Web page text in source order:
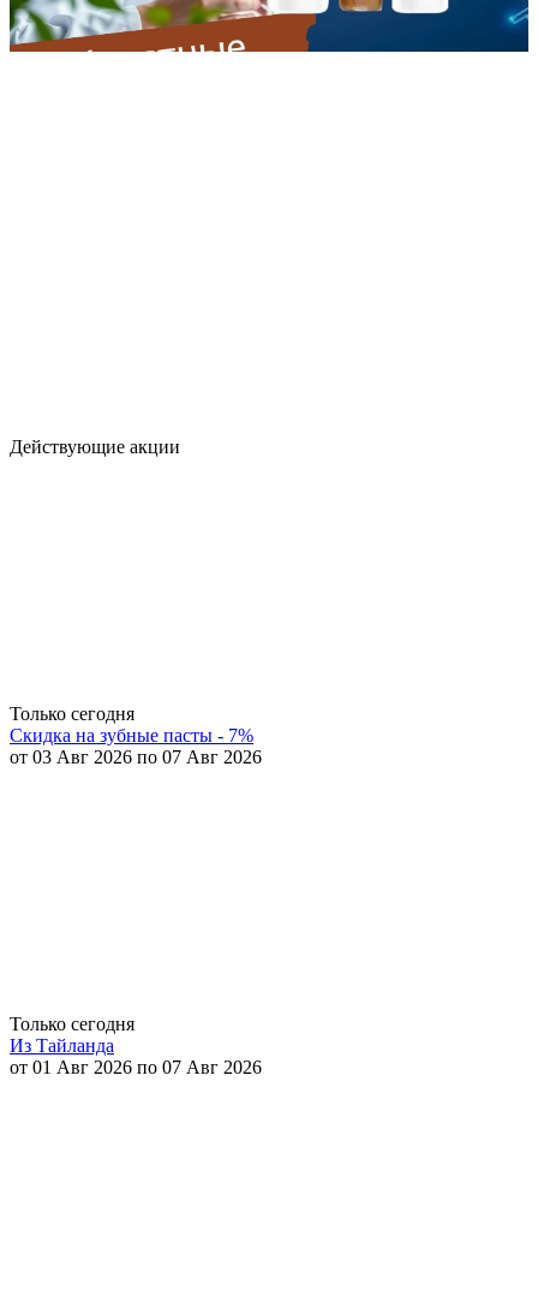
Действующие акции
Только сегодня
Скидка на зубные пасты - 7%
от 03 Авг 2026 по 07 Авг 2026
Только сегодня
Из Тайланда
от 01 Авг 2026 по 07 Авг 2026